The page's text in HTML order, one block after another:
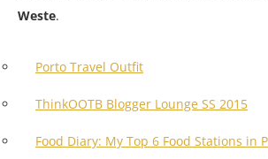
Weste.
Porto Travel Outfit
ThinkOOTB Blogger Lounge SS 2015
Food Diary: My Top 6 Food Stations in